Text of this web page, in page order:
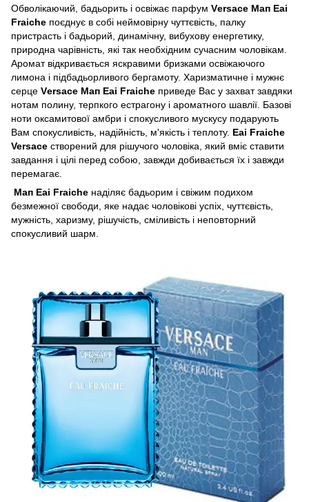
Обволікаючий, бадьорить і освіжає парфум Vеrsасе Мап Еаі
Frаiсhе поєднує в собі неймовірну чуттєвість, палку
пристрасть і бадьорий, динамічну, вибухову енергетику,
природна чарівність, які так необхідним сучасним чоловікам.
Аромат відкривається яскравими бризками освіжаючого
лимона і підбадьорливого бергамоту. Харизматичне і мужнє
серце Vеrsасе Мап Еаі Frаiсhе приведе Вас у захват завдяки
нотам полину, терпкого естрагону і ароматного шавлії. Базові
ноти оксамитової амбри і спокусливого мускусу подарують
Вам спокусливість, надійність, м'якість і теплоту. Еаі Frаiсhе
Versace створений для рішучого чоловіка, який вміє ставити
завдання і цілі перед собою, завжди добивається їх і завжди
перемагає.
Мап Еаі Frаiсhе наділяє бадьорим і свіжим подихом
безмежної свободи, яке надає чоловікові успіх, чуттєвість,
мужність, харизму, рішучість, сміливість і неповторний
спокусливий шарм.